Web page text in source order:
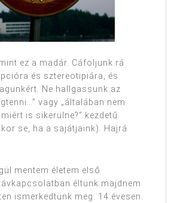
ez a madár. Cáfoljunk rá
és sztereotipiára, és
Ne hallgassunk az
vagy „általában nem
is sikerülne?” kezdetű
se, ha a sajátjaink). Hajrá
mentem életem első
éltünk majdnem
ismerkedtünk meg. 14 évesen.